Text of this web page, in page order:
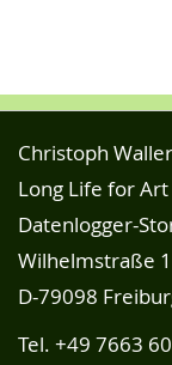
Christoph
Long Life for
Datenlogger-
Wilhelmstraße 1
D-79098
Tel. +49 7663